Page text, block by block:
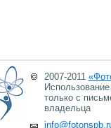
2007-2011
только с
владельца